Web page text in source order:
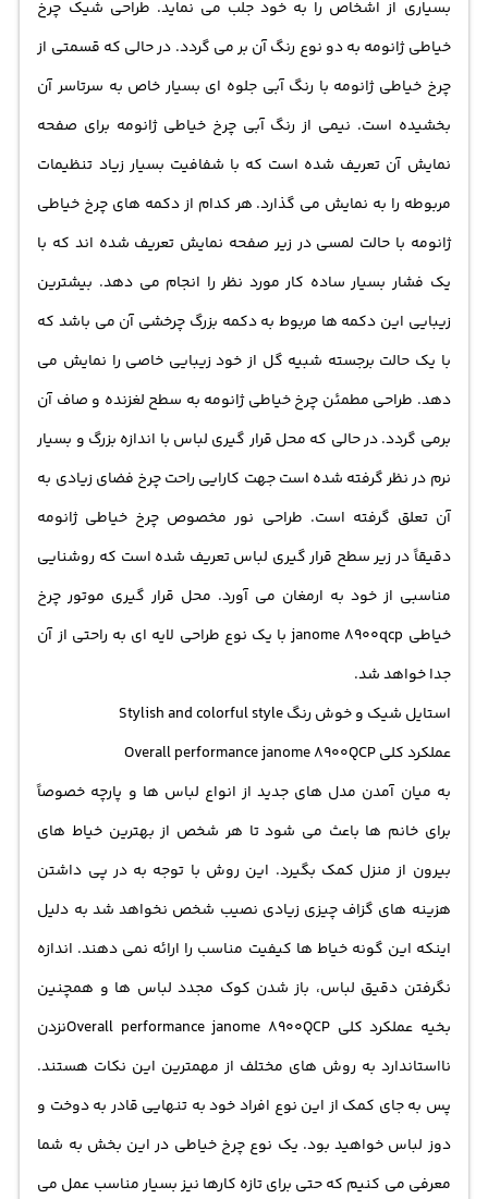
لعابی متفاوت شما را از امکانات بسیار خوب خود بی نصب
نخواهد گذاشت. این نوع چرخ خیاطی در حالی که قادر به تعداد
270 بخیه در دقیقه می باشد لباس ها را چنان با کیفیت می
دوزد که حتی بسیاری از مدل های چرخ خیاطی قادر به انجام
این کار نمی باشند. چرخ خیاطی ژانومه با قابلیت قفل کوک مانع
از فعال شدن آن در برابر خطرات احتمالی خواهد شد. با در نظر
گرفتن کنترل الکتریکی چرخ خیاطی janome 8900qcp امکان
دسترسی سریع و آسام به قابلیت های آن فراهم می شود.
طول و عرض کوک در چرخ خیاطی ژانومه به صورت دلخواه
تنظیم خواهد شد که در نتیجه آن سبب ارائه زیباترین شکل
لباس خواهد شد.
بسیاری از اشخاص را به خود جلب می نماید. طراحی شیک چرخ
خیاطی ژانومه به دو نوع رنگ آن بر می گردد. در حالی که قسمتی از
چرخ خیاطی ژانومه با رنگ آبی جلوه ای بسیار خاص به سرتاسر آن
بخشیده است. نیمی از رنگ آبی چرخ خیاطی ژانومه برای صفحه
نمایش آن تعریف شده است که با شفافیت بسیار زیاد تنظیمات
مربوطه را به نمایش می گذارد. هر کدام از دکمه های چرخ خیاطی
ژانومه با حالت لمسی در زیر صفحه نمایش تعریف شده اند که با
یک فشار بسیار ساده کار مورد نظر را انجام می دهد. بیشترین
زیبایی این دکمه ها مربوط به دکمه بزرگ چرخشی آن می باشد که
با یک حالت برجسته شبیه گل از خود زیبایی خاصی را نمایش می
دهد. طراحی مطمئن چرخ خیاطی ژانومه به سطح لغزنده و صاف آن
برمی گردد. در حالی که محل قرار گیری لباس با اندازه بزرگ و بسیار
نرم در نظر گرفته شده است جهت کارایی راحت چرخ فضای زیادی به
آن تعلق گرفته است. طراحی نور مخصوص چرخ خیاطی ژانومه
دقیقاً در زیر سطح قرار گیری لباس تعریف شده است که روشنایی
مناسبی از خود به ارمغان می آورد. محل قرار گیری موتور چرخ
خیاطی janome 8900qcp با یک نوع طراحی لایه ای به راحتی از آن
جدا خواهد شد.
استایل شیک و خوش رنگ Stylish and colorful style
عملکرد کلی Overall performance janome 8900QCP
به میان آمدن مدل های جدید از انواع لباس ها و پارچه خصوصاً
برای خانم ها باعث می شود تا هر شخص از بهترین خیاط های
بیرون از منزل کمک بگیرد. این روش با توجه به در پی داشتن
هزینه های گزاف چیزی زیادی نصیب شخص نخواهد شد به دلیل
اینکه این گونه خیاط ها کیفیت مناسب را ارائه نمی دهند. اندازه
نگرفتن دقیق لباس، باز شدن کوک مجدد لباس ها و همچنین
بخیه عملکرد کلی Overall performance janome 8900QCPنزدن
نااستاندارد به روش های مختلف از مهمترین این نکات هستند.
پس به جای کمک از این نوع افراد خود به تنهایی قادر به دوخت و
دوز لباس خواهید بود. یک نوع چرخ خیاطی در این بخش به شما
معرفی می کنیم که حتی برای تازه کارها نیز بسیار مناسب عمل می